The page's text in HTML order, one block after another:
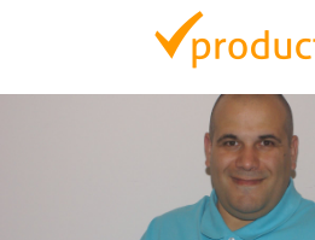
Productive Magazine